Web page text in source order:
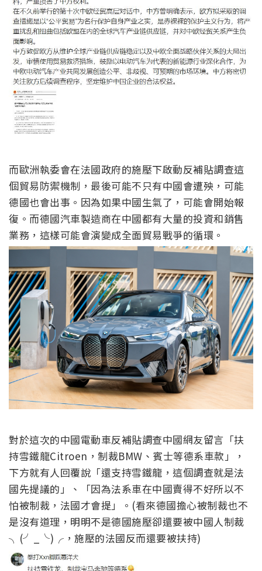
而歐洲執委會在法國政府的施壓下啟動反補貼調查這
個貿易防禦機制，最後可能不只有中國會遭殃，可能
德國也會出事。因為如果中國生氣了，可能會開始報
復。而德國汽車製造商在中國都有大量的投資和銷售
業務，這樣可能會演變成全面貿易戰爭的循環。
對於這次的中國電動車反補貼調查中國網友留言「扶
持雪鐵龍Citroen，制裁BMW、賓士等德系車款」，
下方就有人回覆說「還支持雪鐵龍，這個調查就是法
國先提議的」、「因為法系車在中國賣得不好所以不
怕被制裁，法國才會提」。(看來德國擔心被制裁也不
是沒有道理，明明不是德國施壓卻還要被中國人制裁
╮(╯_╰)╭，施壓的法國反而還要被扶持)